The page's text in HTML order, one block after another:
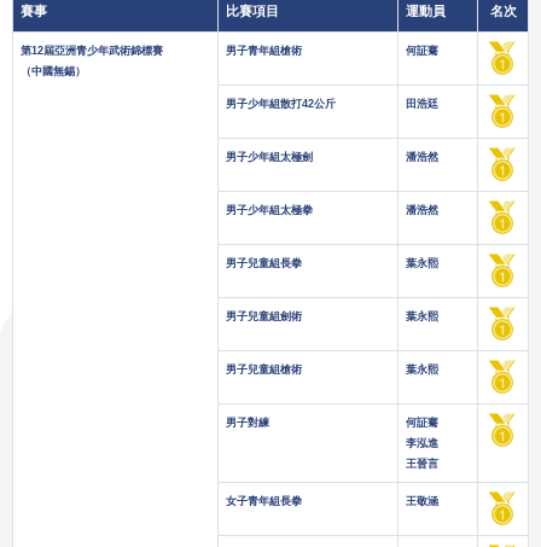
賽事 比賽項目 運動員 名次
第12屆亞洲青少年武術錦標賽
（中國無錫）
男子青年組槍術 何証騫
男子少年組散打42公斤 田浩廷
男子少年組太極劍 潘浩然
男子少年組太極拳 潘浩然
男子兒童組長拳 葉永熙
男子兒童組劍術 葉永熙
男子兒童組槍術 葉永熙
男子對練
何証騫
李泓進
王晉言
女子青年組長拳 王敬涵